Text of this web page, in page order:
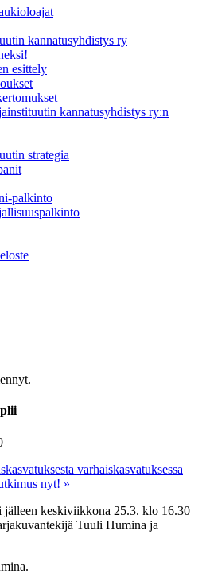
kannatusyhdistys ry
esittely
kannatusyhdistys ry:n
strategia
palkinto
varhaiskasvatuksessa
nyt! »
keskiviikkona 25.3. klo 16.30
Tuuli Humina ja